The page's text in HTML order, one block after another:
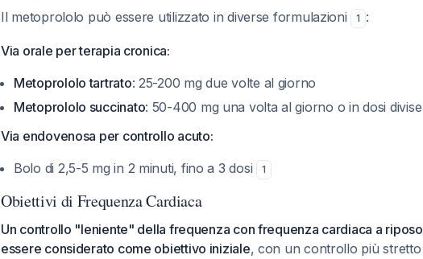
Il metoprololo può essere utilizzato in diverse formulazioni 1 :
Via orale per terapia cronica:
Metoprololo tartrato: 25-200 mg due volte al giorno
Metoprololo succinato: 50-400 mg una volta al giorno o in dosi divise
Via endovenosa per controllo acuto:
Bolo di 2,5-5 mg in 2 minuti, fino a 3 dosi
1
Obiettivi di Frequenza Cardiaca
Un controllo "leniente" della frequenza con frequenza cardiaca a
essere considerato come obiettivo iniziale, con un controllo più